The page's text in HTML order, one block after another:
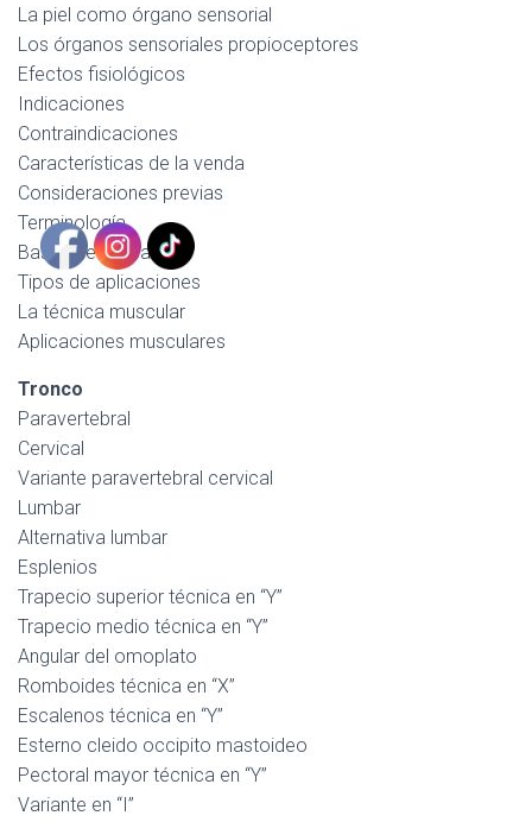
La piel como órgano sensorial
Los órganos sensoriales propioceptores
Efectos fisiológicos
Indicaciones
Contraindicaciones
Características de la venda
Consideraciones previas
Terminología
Bases de aplicación
Tipos de aplicaciones
La técnica muscular
Aplicaciones musculares
Tronco
Paravertebral
Cervical
Variante paravertebral cervical
Lumbar
Alternativa lumbar
Esplenios
Trapecio superior técnica en “Y”
Trapecio medio técnica en “Y”
Angular del omoplato
Romboides técnica en “X”
Escalenos técnica en “Y”
Esterno cleido occipito mastoideo
Pectoral mayor técnica en “Y”
Variante en “I”